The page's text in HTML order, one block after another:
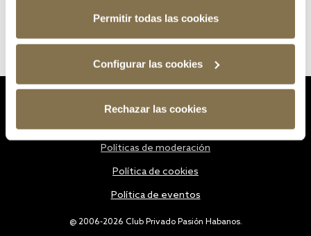
Permitir todas las cookies
Configurar las cookies
Rechazar las cookies
@ 2006-2026 Club Privado Pasión Habanos.
Políticas de moderación
Política de cookies
Política de eventos